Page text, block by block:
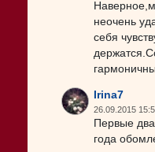
неочень
себя
Irina7
26.09.2015
Первые
года